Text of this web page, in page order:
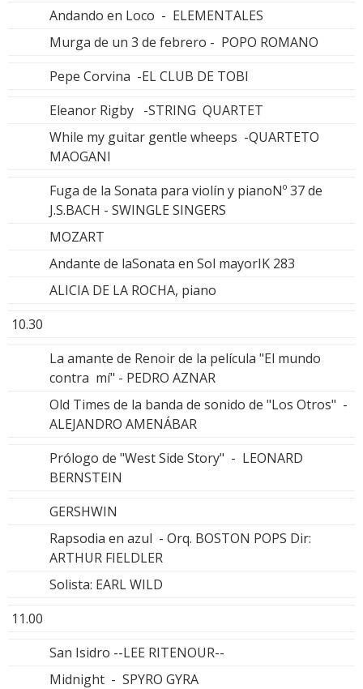
Andando en Loco - ELEMENTALES
Murga de un 3 de febrero - POPO ROMANO
Pepe Corvina -EL CLUB DE TOBI
Eleanor Rigby -STRING QUARTET
While my guitar gentle wheeps -QUARTETO
MAOGANI
Fuga de la Sonata para violín y pianoNº 37 de
J.S.BACH - SWINGLE SINGERS
MOZART
Andante de laSonata en Sol mayorIK 283
ALICIA DE LA ROCHA, piano
10.30
La amante de Renoir de la película "El mundo
contra mí" - PEDRO AZNAR
Old Times de la banda de sonido de "Los Otros" -
ALEJANDRO AMENÁBAR
Prólogo de "West Side Story" - LEONARD
BERNSTEIN
GERSHWIN
Rapsodia en azul - Orq. BOSTON POPS Dir:
ARTHUR FIELDLER
Solista: EARL WILD
11.00
San Isidro --LEE RITENOUR--
Midnight - SPYRO GYRA